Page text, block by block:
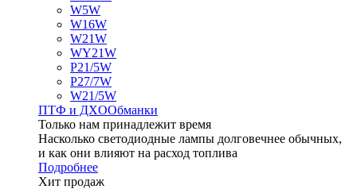
W5W
W16W
W21W
WY21W
P21/5W
P27/7W
W21/5W
ПТФ и ДXООбманки
Только нам принадлежит время
Насколько светодиодные лампы долговечнее обычных,
и как они влияют на расход топлива
Подробнее
Хит продаж